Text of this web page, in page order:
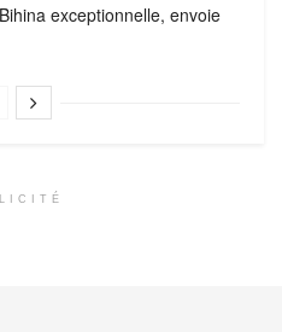
exceptionnelle, envoie